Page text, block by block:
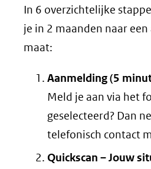
In 6 overzichtelijke
je in 2 maanden naar
maat:
Aanmelding (5
Meld je aan via het
geselecteerd? Dan
telefonisch contact
Quickscan – Jouw